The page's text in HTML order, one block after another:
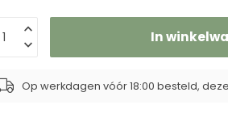
In
Op werkdagen vóór 18:00 besteld,